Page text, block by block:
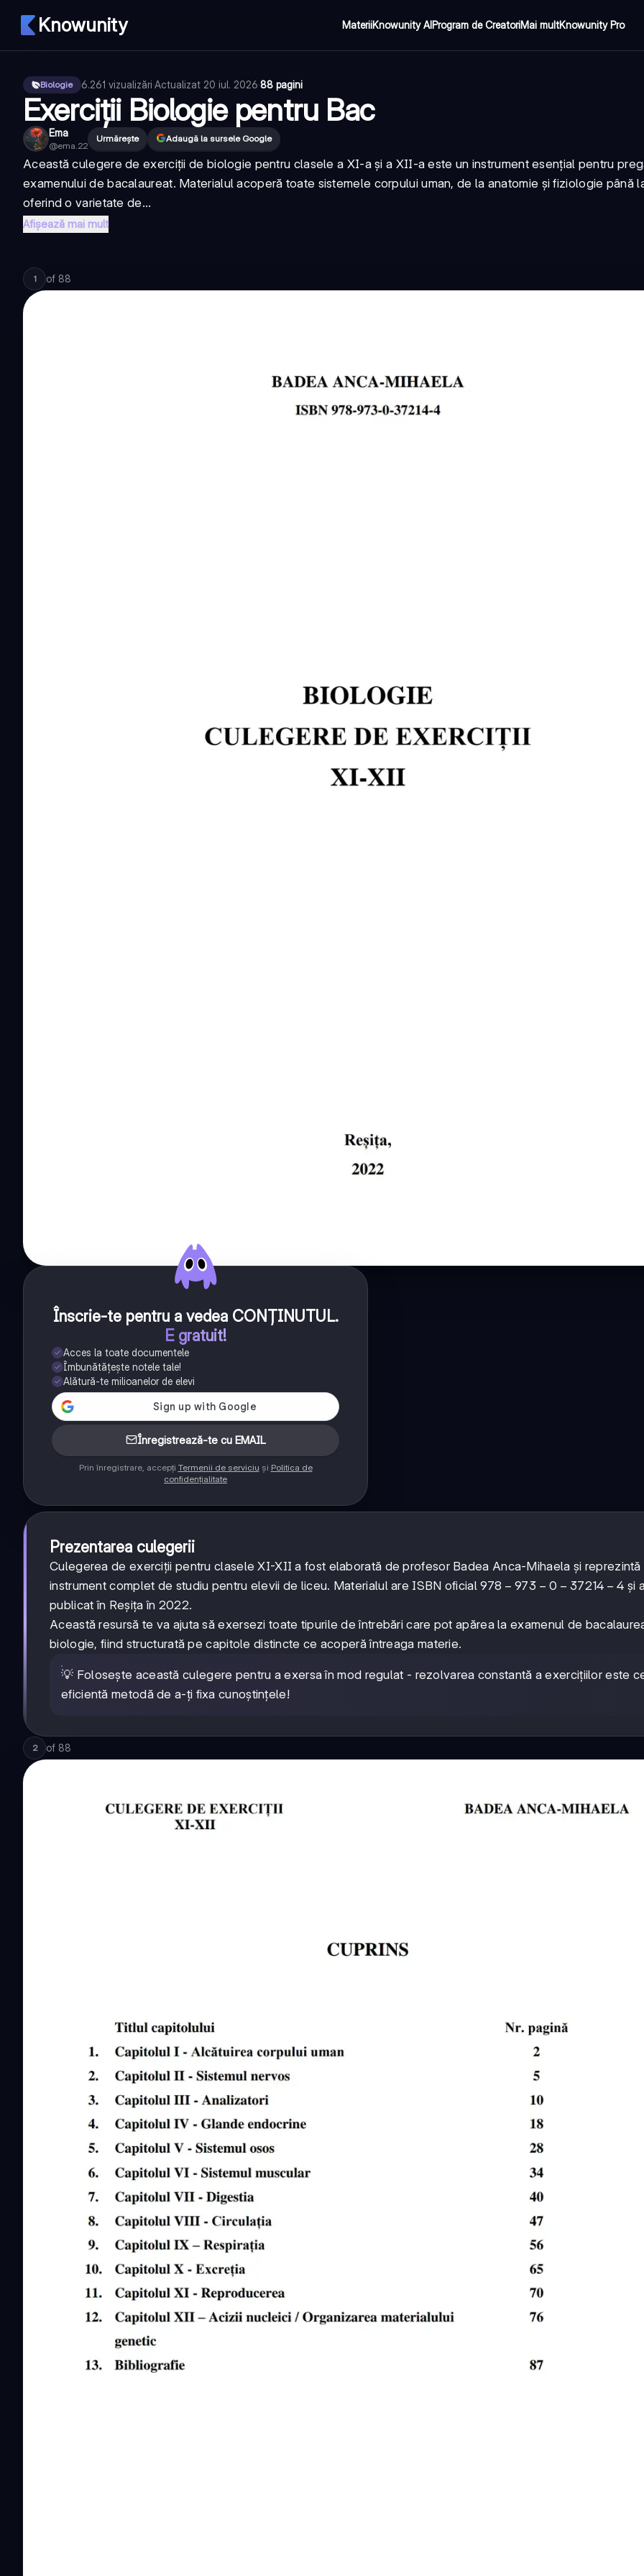
Knowunity MateriiKnowunity AIProgram de CreatoriMai multKnowunity Pro
Biologie 6.261 vizualizări·Actualizat 20 iul. 2026·88 pagini
Exerciții Biologie pentru Bac
Ema
@ema.22
Urmărește Adaugă la sursele Google
Această culegere de exerciții de biologie pentru clasele a XI-a și a XII-a este un instrument esențial pentru
examenului de bacalaureat. Materialul acoperă toate sistemele corpului uman, de la anatomie și fiziologie până
oferind o varietate de...
Afișează mai mult
1 of 88
Înscrie-te pentru a vedea CONȚINUTUL.
E gratuit!
Acces la toate documentele
Îmbunătățește notele tale!
Alătură-te milioanelor de elevi
Înregistrează-te cu EMAIL
Prin înregistrare, accepți Termenii de serviciu și Politica de
confidențialitate
Prezentarea culegerii
Culegerea de exerciții pentru clasele XI-XII a fost elaborată de profesor Badea Anca-Mihaela și reprezintă
instrument complet de studiu pentru elevii de liceu. Materialul are ISBN oficial978-
37214-
978 − 973 − 0 − 37214 − 4 și
publicat în Reșița în 2022.
Această resursă te va ajuta să exersezi toate tipurile de întrebări care pot apărea la examenul de
biologie, fiind structurată pe capitole distincte ce acoperă întreaga materie.
💡 Folosește această culegere pentru a exersa în mod regulat - rezolvarea constantă a exercițiilor este
eficientă metodă de a-ți fixa cunoștințele!
2 of 88